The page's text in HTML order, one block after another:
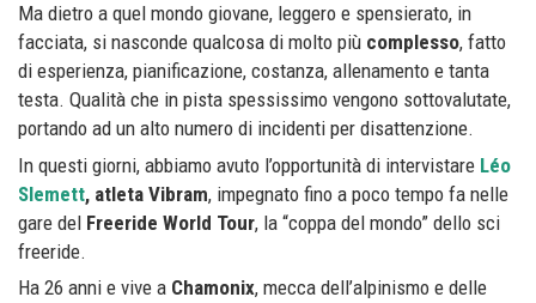
Ma dietro a quel mondo giovane, leggero e spensierato, in
facciata, si nasconde qualcosa di molto più complesso, fatto
di esperienza, pianificazione, costanza, allenamento e tanta
testa. Qualità che in pista spessissimo vengono sottovalutate,
portando ad un alto numero di incidenti per disattenzione.
In questi giorni, abbiamo avuto l’opportunità di intervistare Léo
Slemett, atleta Vibram, impegnato fino a poco tempo fa nelle
gare del Freeride World Tour, la “coppa del mondo” dello sci
freeride.
Ha 26 anni e vive a Chamonix, mecca dell’alpinismo e delle